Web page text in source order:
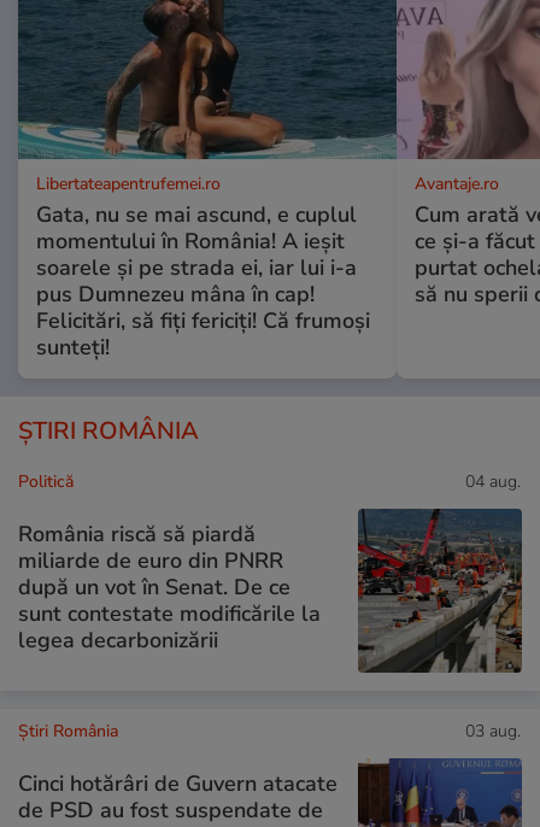
Libertateapentrufemei.ro
Gata, nu se mai ascund, e cuplul
momentului în România! A ieșit
soarele și pe strada ei, iar lui i-a
pus Dumnezeu mâna în cap!
Felicitări, să fiți fericiți! Că frumoși
sunteți!
Avantaje.ro
Cum arată
ce și-a
purtat
să nu sperii
ȘTIRI ROMÂNIA
Politică 04 aug.
România riscă să piardă
miliarde de euro din PNRR
după un vot în Senat. De ce
sunt contestate modificările la
legea decarbonizării
Știri România 03 aug.
Cinci hotărâri de Guvern atacate
de PSD au fost suspendate de